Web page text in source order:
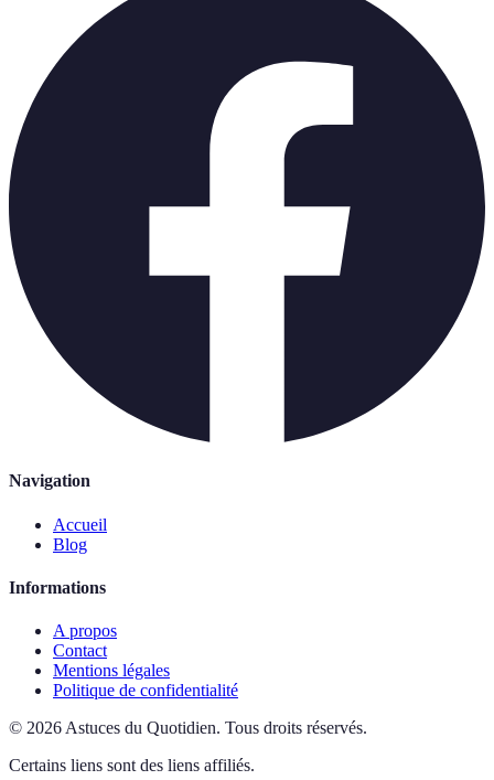
Navigation
Accueil
Blog
Informations
A propos
Contact
Mentions légales
Politique de confidentialité
© 2026 Astuces du Quotidien. Tous droits réservés.
Certains liens sont des liens affiliés.